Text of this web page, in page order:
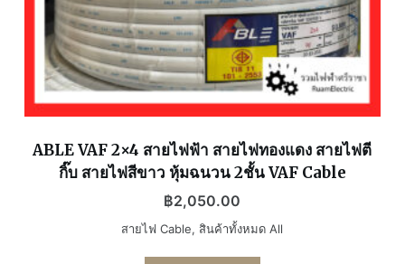
ABLE VAF 2×4 สายไฟฟ้า สายไฟทองแดง สายไฟตี
กิ๊บ สายไฟสีขาว หุ้มฉนวน 2ชั้น VAF Cable
฿2,050.00
สายไฟ Cable, สินค้าทั้งหมด All